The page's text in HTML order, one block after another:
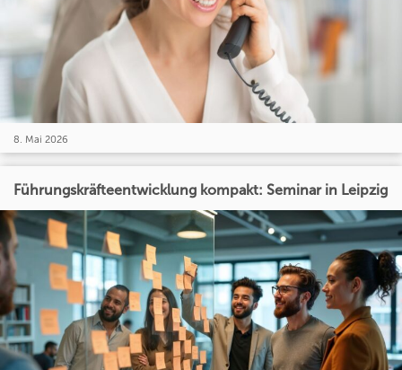
8. Mai 2026
Führungskräfteentwicklung kompakt: Seminar in Leipzig